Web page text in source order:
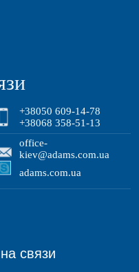
+38050 609-14-78
+38068 358-51-13
office-
kiev@adams.com.ua
adams.com.ua
связи